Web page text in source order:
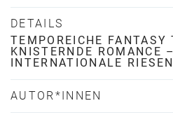
DETAILS
TEMPOREICHE FANTASY
KNISTERNDE ROMANCE
INTERNATIONALE
AUTOR*INNEN